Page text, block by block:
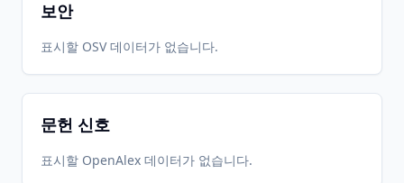
보안
표시할 OSV 데이터가 없습니다.
문헌 신호
표시할 OpenAlex 데이터가 없습니다.